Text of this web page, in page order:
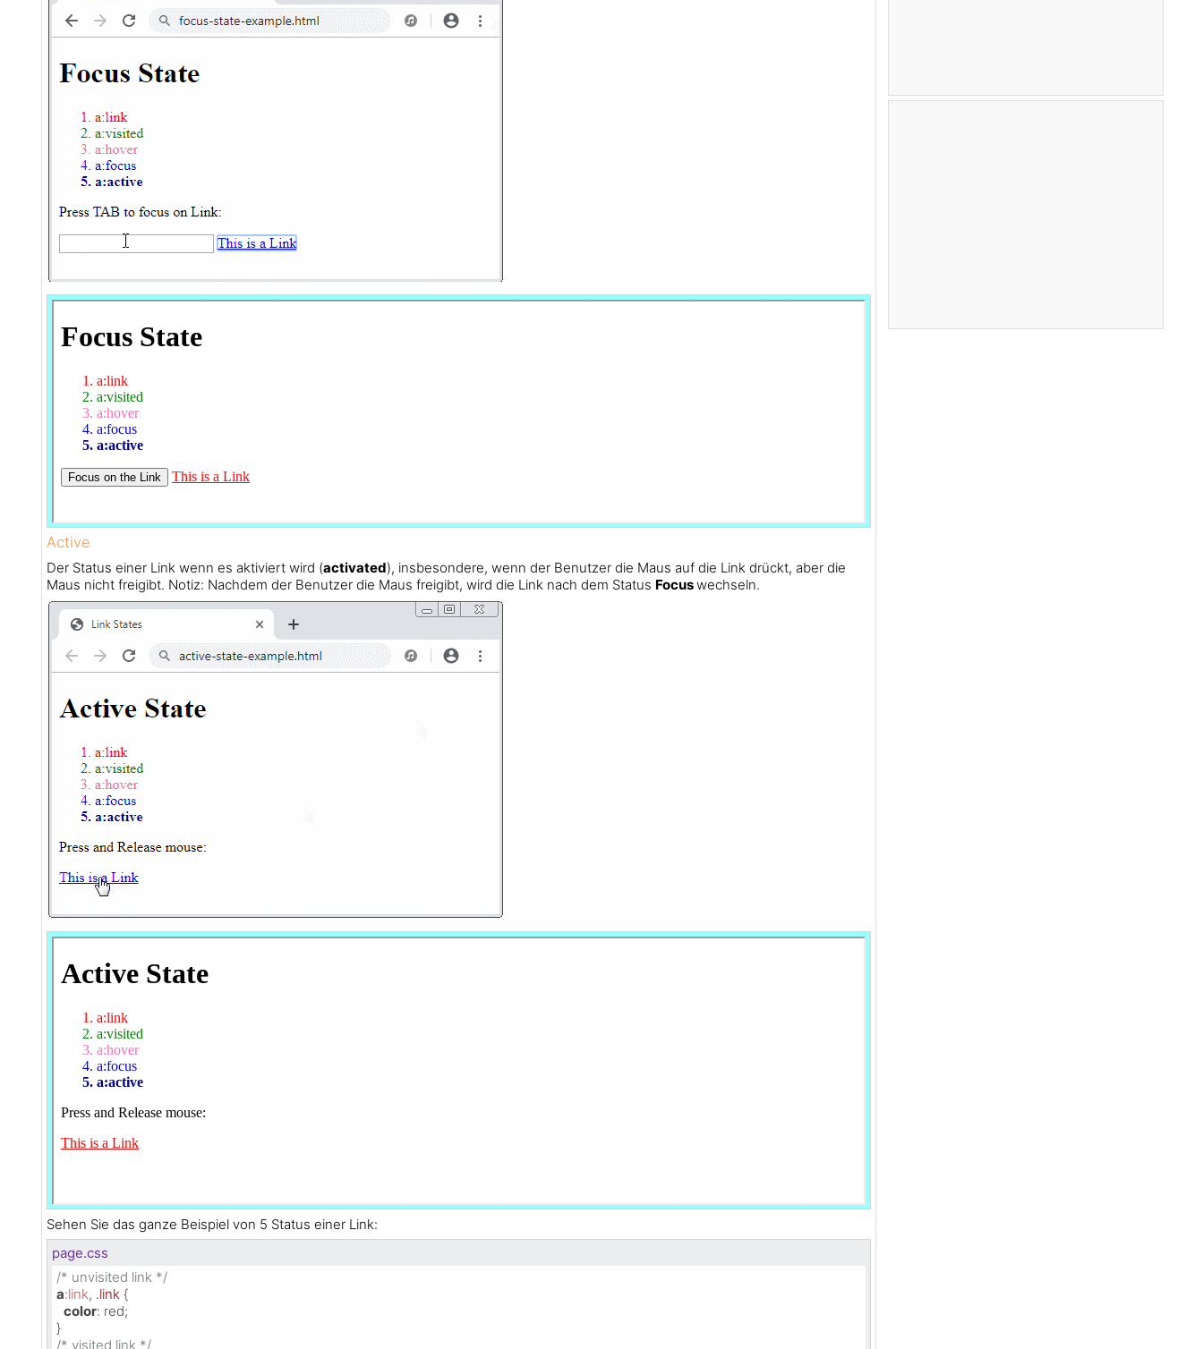
Active
Der Status einer Link wenn es aktiviert wird (activated), insbesondere, wenn der Benutzer die Maus auf die Link drückt, aber die
Maus nicht freigibt. Notiz: Nachdem der Benutzer die Maus freigibt, wird die Link nach dem Status Focuswechseln.
Sehen Sie das ganze Beispiel von 5 Status einer Link:
page.css
/* unvisited link */
a:link, .link {
color: red;
}
/* visited link */